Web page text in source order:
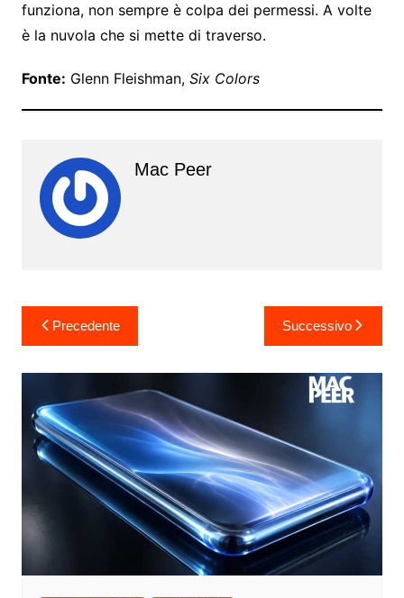
funziona, non sempre è colpa dei permessi. A volte
è la nuvola che si mette di traverso.
Fonte: Glenn Fleishman, Six Colors
Mac Peer
Navigazione
articoli
Precedente Successivo